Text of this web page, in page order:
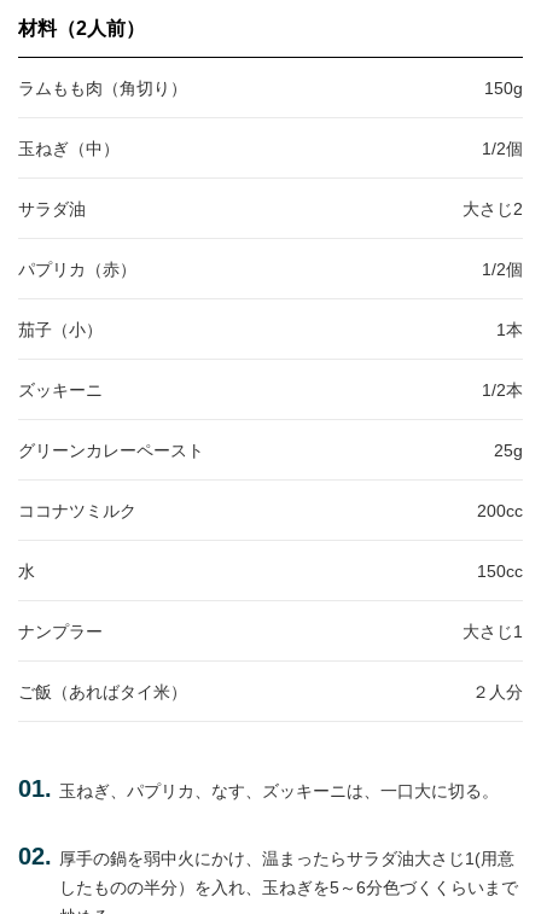
材料（2人前）
ラムもも肉（角切り） 150g
玉ねぎ（中） 1/2個
サラダ油 大さじ2
パプリカ（赤） 1/2個
茄子（小） 1本
ズッキーニ 1/2本
グリーンカレーペースト 25g
ココナツミルク 200cc
水 150cc
ナンプラー 大さじ1
ご飯（あればタイ米） ２人分
玉ねぎ、パプリカ、なす、ズッキーニは、一口大に切る。
厚手の鍋を弱中火にかけ、温まったらサラダ油大さじ1(用意
したものの半分）を入れ、玉ねぎを5～6分色づくくらいまで